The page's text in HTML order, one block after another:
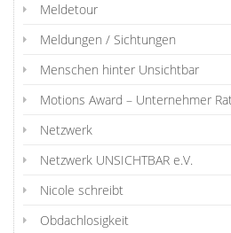
Meldetour
Meldungen / Sichtungen
Menschen hinter Unsichtbar
Motions Award – Unternehmer
Netzwerk
Netzwerk UNSICHTBAR e.V.
Nicole schreibt
Obdachlosigkeit